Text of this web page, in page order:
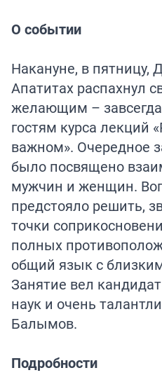
О событии
Накануне, в пятницу,
Апатитах распахнул
желающим –
гостям курса лекций
важном». Очередное
было посвящено
мужчин и женщин.
предстояло решить,
точки
полных
общий язык с
Занятие вел
наук и очень
Балымов.
Подробности